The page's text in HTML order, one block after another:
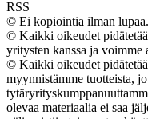
RSS
© Ei kopiointia ilman lupaa.
© Kaikki oikeudet
yritysten kanssa ja voimme
© Kaikki oikeudet
myynnistämme tuotteista,
olevaa materiaalia ei saa